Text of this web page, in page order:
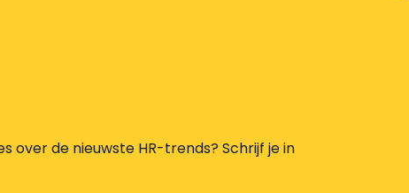
over de nieuwste HR-trends? Schrijf je in